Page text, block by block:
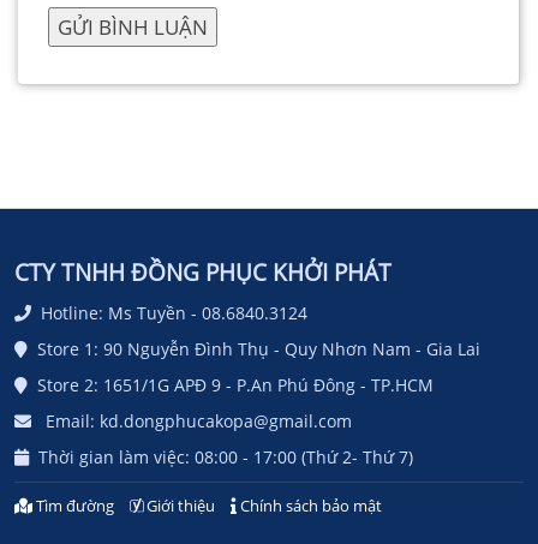
CTY TNHH ĐỒNG PHỤC KHỞI PHÁT
Hotline: Ms Tuyền - 08.6840.3124
Store 1: 90 Nguyễn Đình Thụ - Quy Nhơn Nam - Gia Lai
Store 2: 1651/1G APĐ 9 - P.An Phú Đông - TP.HCM
Email: kd.dongphucakopa@gmail.com
Thời gian làm việc: 08:00 - 17:00 (Thứ 2- Thứ 7)
Tìm đường Giới thiệu Chính sách bảo mật